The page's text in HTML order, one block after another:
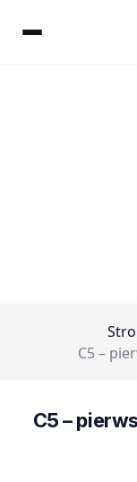
C5 –
C5 –